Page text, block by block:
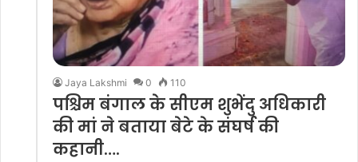
Jaya Lakshmi 0 110
पश्चिम बंगाल के सीएम शुभेंदु अधिकारी
की मां ने बताया बेटे के संघर्ष की
कहानी….